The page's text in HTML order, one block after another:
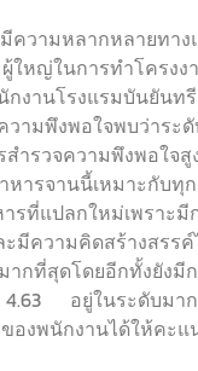
วามหลากหลายทา
ใหญ่ในการทำโครง
านโรงแรมบันยันทรี
ามพึงพอใจพบว่าระ
ำรวจความพึงพอใจ
ารจานนี้เหมาะกับ
รที่แปลกใหม่เพราะ
ความคิดสร้างสรร
กที่สุดโดยอีกทั้งยังมี
อยู่ในระดับมาก
องพนักงานได้ให้คะแ